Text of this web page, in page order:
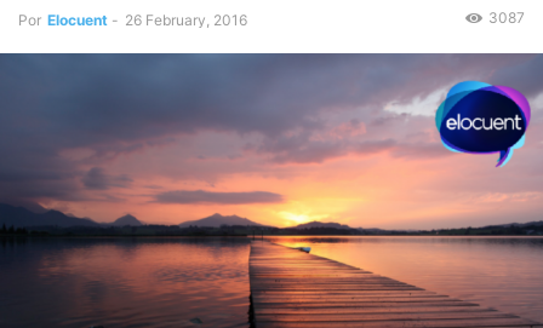
Por Elocuent - 26 February, 2016 3087